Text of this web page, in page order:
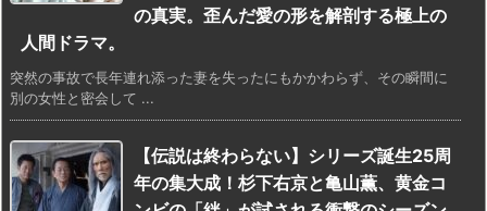
の真実。歪んだ愛の形を解剖する極上の
人間ドラマ。
突然の事故で長年連れ添った妻を失ったにもかかわらず、その瞬間に
別の女性と密会して ...
【伝説は終わらない】シリーズ誕生25周
年の集大成！杉下右京と亀山薫、黄金コ